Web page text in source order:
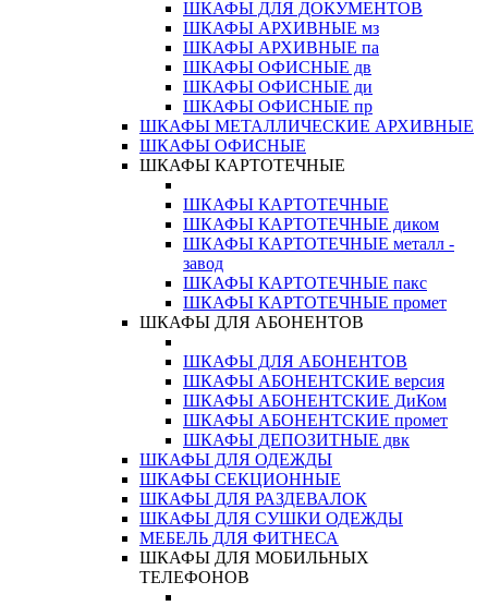
ШКАФЫ ДЛЯ ДОКУМЕНТОВ
ШКАФЫ АРХИВНЫЕ мз
ШКАФЫ АРХИВНЫЕ па
ШКАФЫ ОФИСНЫЕ дв
ШКАФЫ ОФИСНЫЕ ди
ШКАФЫ ОФИСНЫЕ пр
ШКАФЫ МЕТАЛЛИЧЕСКИЕ АРХИВНЫЕ
ШКАФЫ ОФИСНЫЕ
ШКАФЫ КАРТОТЕЧНЫЕ
ШКАФЫ КАРТОТЕЧНЫЕ
ШКАФЫ КАРТОТЕЧНЫЕ диком
ШКАФЫ КАРТОТЕЧНЫЕ металл -
завод
ШКАФЫ КАРТОТЕЧНЫЕ пакс
ШКАФЫ КАРТОТЕЧНЫЕ промет
ШКАФЫ ДЛЯ АБОНЕНТОВ
ШКАФЫ ДЛЯ АБОНЕНТОВ
ШКАФЫ АБОНЕНТСКИЕ версия
ШКАФЫ АБОНЕНТСКИЕ ДиКом
ШКАФЫ АБОНЕНТСКИЕ промет
ШКАФЫ ДЕПОЗИТНЫЕ двк
ШКАФЫ ДЛЯ ОДЕЖДЫ
ШКАФЫ СЕКЦИОННЫЕ
ШКАФЫ ДЛЯ РАЗДЕВАЛОК
ШКАФЫ ДЛЯ СУШКИ ОДЕЖДЫ
МЕБЕЛЬ ДЛЯ ФИТНЕСА
ШКАФЫ ДЛЯ МОБИЛЬНЫХ
ТЕЛЕФОНОВ